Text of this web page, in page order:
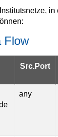
in
Flow
Src.Port
any